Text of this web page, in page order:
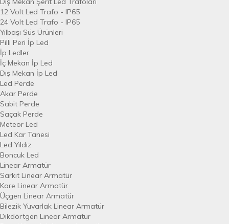
12 Volt Led Trafo - IP65
24 Volt Led Trafo - IP65
Yılbaşı Süs Ürünleri
Pilli Peri İp Led
İp Ledler
İç Mekan İp Led
Dış Mekan İp Led
Led Perde
Akar Perde
Sabit Perde
Saçak Perde
Meteor Led
Led Kar Tanesi
Led Yıldız
Boncuk Led
Linear Armatür
Sarkıt Linear Armatür
Kare Linear Armatür
Üçgen Linear Armatür
Bilezik Yuvarlak Linear Armatür
Dikdörtgen Linear Armatür